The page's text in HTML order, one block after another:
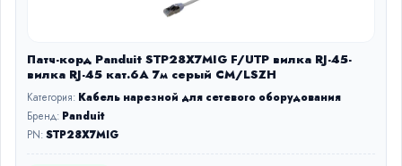
Патч-корд Panduit STP28X7MIG F/UTP вилка RJ-45-
вилка RJ-45 кат.6А 7м серый CM/LSZH
Категория: Кабель нарезной для сетевого оборудования
Бренд: Panduit
PN:STP28X7MIG